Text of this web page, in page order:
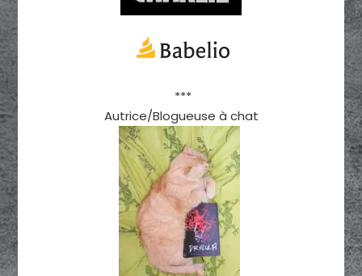
***
Autrice/Blogueuse à chat